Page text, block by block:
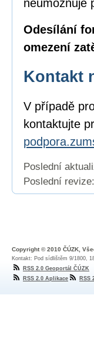
neumožňuje
Odesílání
omezení
Kontakt
V případě
kontaktujte
Poslední
Poslední revize:
Copyright © 2010 ČÚZK,
Kontakt: Pod sídlištěm 9/1800,
RSS 2.0 Geoportál ČÚZK
RSS 2.0 Aplikace
RSS